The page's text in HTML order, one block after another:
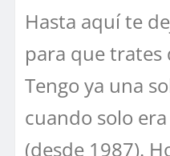
Hasta aquí te
para que trates
Tengo ya una
cuando solo era
(desde 1987).